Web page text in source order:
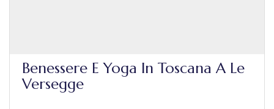
Benessere E Yoga In Toscana A Le
Versegge